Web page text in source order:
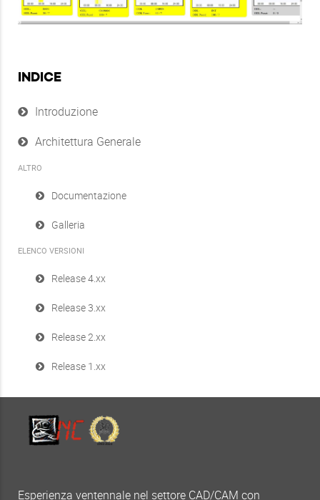
INDICE
Introduzione
Architettura Generale
ALTRO
Documentazione
Galleria
ELENCO VERSIONI
Release 4.xx
Release 3.xx
Release 2.xx
Release 1.xx
Esperienza ventennale nel settore CAD/CAM con